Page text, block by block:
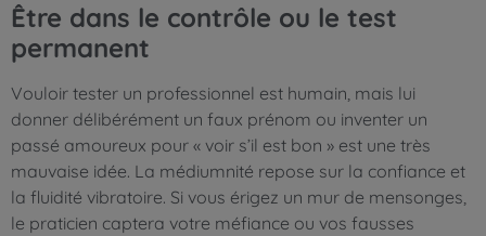
Être dans le contrôle ou le test
permanent
Vouloir tester un professionnel est humain, mais lui
donner délibérément un faux prénom ou inventer un
passé amoureux pour « voir s’il est bon » est une très
mauvaise idée. La médiumnité repose sur la confiance et
la fluidité vibratoire. Si vous érigez un mur de mensonges,
le praticien captera votre méfiance ou vos fausses